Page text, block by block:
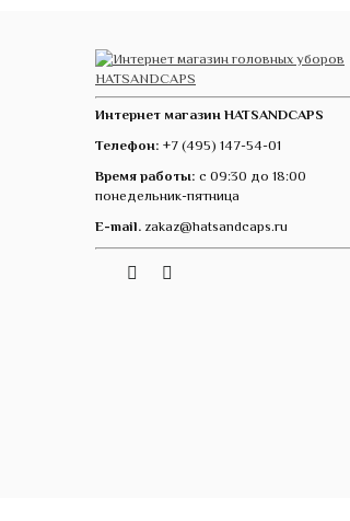
Интернет магазин HATSANDCAPS
Телефон: +7 (495) 147-54-01
Время работы: с 09:30 до 18:00
понедельник-пятница
E-mail. zakaz@hatsandcaps.ru
Telegram